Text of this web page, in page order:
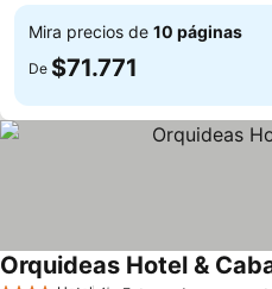
Mira precios de 10 páginas
De $71.771
Orquideas Hotel &